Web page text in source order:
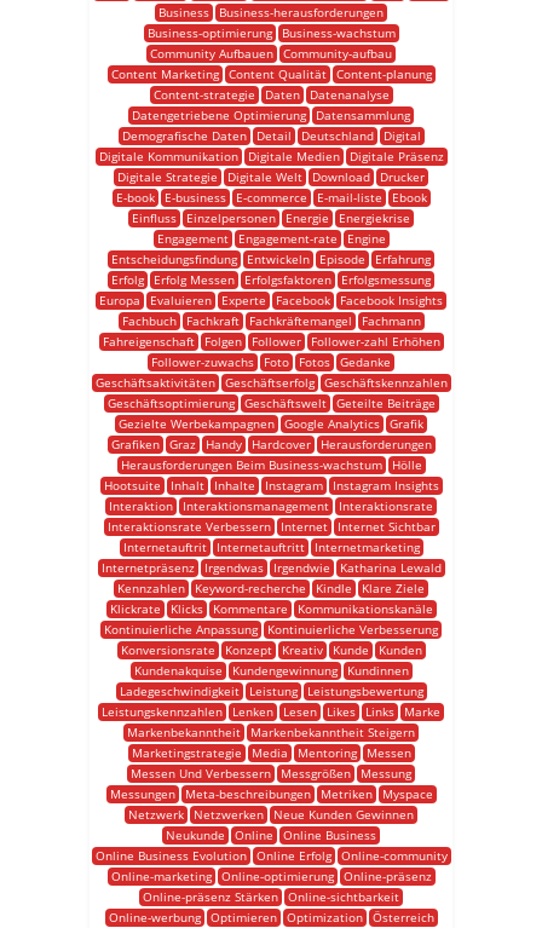
Business
Business-herausforderungen
Business-optimierung
Business-wachstum
Community Aufbauen Community-aufbau
Content Marketing
Content Qualität
Content-planung
Content-strategie
Daten
Datenanalyse
Datengetriebene Optimierung
Datensammlung
Demografische Daten
Detail Deutschland
Digital
Digitale Kommunikation
Digitale Medien
Digitale Präsenz
Digitale Strategie
Digitale Welt Download
Drucker
E-book
E-business E-commerce E-mail-liste
Ebook
Einfluss
Einzelpersonen Energie
Energiekrise
Engagement
Engagement-rate
Engine
Entscheidungsfindung
Entwickeln Episode
Erfahrung
Erfolg
Erfolg Messen Erfolgsfaktoren
Erfolgsmessung
Europa
Evaluieren Experte Facebook
Facebook Insights
Fachbuch
Fachkraft Fachkräftemangel
Fachmann
Fahreigenschaft
Folgen Follower
Follower-zahl Erhöhen
Follower-zuwachs
Foto Fotos Gedanke
Geschäftsaktivitäten
Geschäftserfolg
Geschäftskennzahlen
Geschäftsoptimierung
Geschäftswelt
Geteilte Beiträge
Gezielte Werbekampagnen Google Analytics Grafik
Grafiken
Graz Handy Hardcover
Herausforderungen
Herausforderungen Beim Business-wachstum
Hölle
Hootsuite
Inhalt Inhalte Instagram
Instagram Insights
Interaktion
Interaktionsmanagement
Interaktionsrate
Interaktionsrate Verbessern
Internet
Internet Sichtbar
Internetauftrit
Internetauftritt
Internetmarketing
Internetpräsenz
Irgendwas Irgendwie
Katharina Lewald
Kennzahlen
Keyword-recherche Kindle
Klare Ziele
Klickrate
Klicks Kommentare
Kommunikationskanäle
Kontinuierliche Anpassung
Kontinuierliche Verbesserung
Konversionsrate
Konzept Kreativ Kunde
Kunden
Kundenakquise
Kundengewinnung
Kundinnen
Ladegeschwindigkeit
Leistung
Leistungsbewertung
Leistungskennzahlen
Lenken Lesen Likes Links
Marke
Markenbekanntheit
Markenbekanntheit Steigern
Marketingstrategie
Media Mentoring
Messen
Messen Und Verbessern
Messgrößen
Messung
Messungen
Meta-beschreibungen Metriken
Myspace
Netzwerk
Netzwerken
Neue Kunden Gewinnen
Neukunde
Online
Online Business
Online Business Evolution
Online Erfolg
Online-community
Online-marketing
Online-optimierung
Online-präsenz
Online-präsenz Stärken Online-sichtbarkeit
Online-werbung
Optimieren Optimization
Österreich